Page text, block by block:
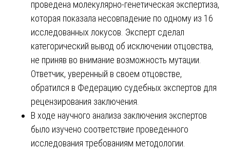
проведена молекулярно-генетическая экспертиза,
которая показала несовпадение по одному из 16
исследованных локусов. Эксперт сделал
категорический вывод об исключении отцовства,
не приняв во внимание возможность мутации.
Ответчик, уверенный в своем отцовстве,
обратился в Федерацию судебных экспертов для
рецензирования заключения.
В ходе научного анализа заключения экспертов
было изучено соответствие проведенного
исследования требованиям методологии.